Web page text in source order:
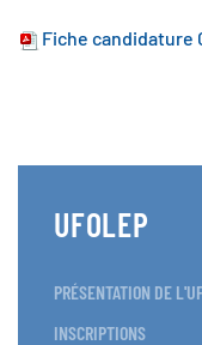
Fiche candidature
UFOLEP
PRÉSENTATION DE
INSCRIPTIONS